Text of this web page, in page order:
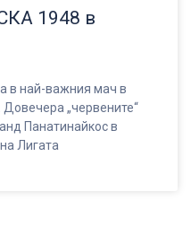
1948 в
в най-важния мач в
„червените“
Панатинайкос в
Лигата